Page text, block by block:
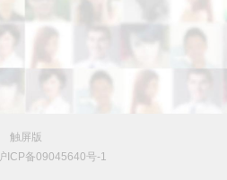
触屏版
ICP备09045640号-1